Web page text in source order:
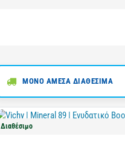
ΜΟΝΟ ΑΜΕΣΑ ΔΙΑΘΕΣΙΜΑ
Διαθέσιμο